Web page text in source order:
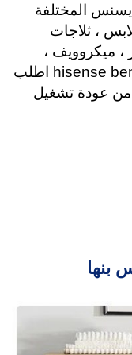
المختلفة
، ثلاجات
، ميكروويف ،
سخان الغاز ، مجفف الملابس . hisense benha اطلب
من عودة تشغيل
بنها